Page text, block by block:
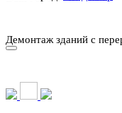
Демонтаж зданий с